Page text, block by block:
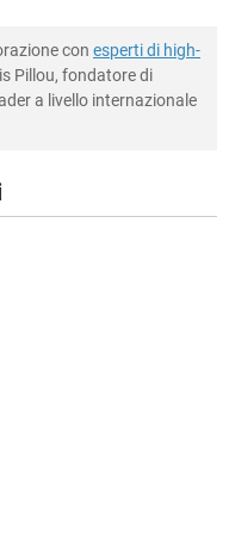
con esperti di high-
Pillou, fondatore di
a livello internazionale